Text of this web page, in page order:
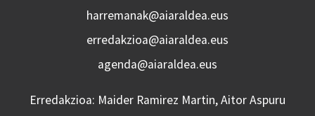
harremanak@aiaraldea.eus
erredakzioa@aiaraldea.eus
agenda@aiaraldea.eus
Erredakzioa: Maider Ramirez Martin, Aitor Aspuru